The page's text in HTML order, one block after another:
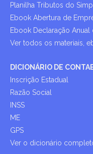
Planilha Tributos do
Ebook Abertura de
Ebook Declaração Anual
Ver todos os materiais,
DICIONÁRIO DE
Inscrição Estadual
Razão Social
INSS
ME
GPS
Ver o dicionário